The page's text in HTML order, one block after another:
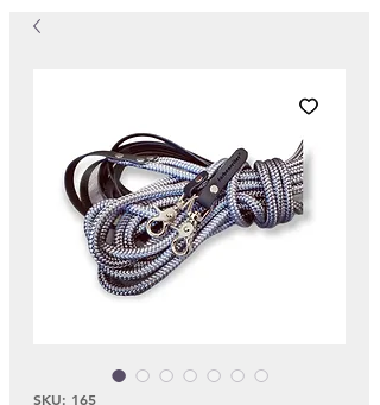
SKU: 165